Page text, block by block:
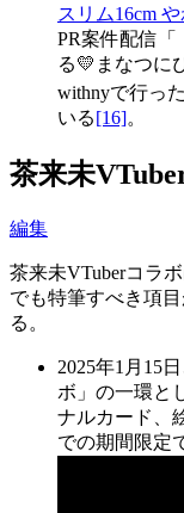
スリム16cm
PR案件配信「
る💛まなつに
withnyで行った
いる[16]。
茶来未
編集
茶来未VTuberコラ
でも特筆すべき項
る。
2025年1月15日
ボ」の一環と
ナルカード、
での期間限定